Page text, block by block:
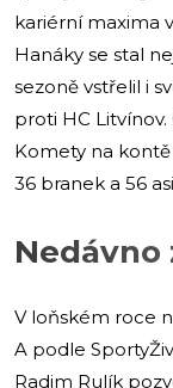
kariérní maxima
Hanáky se stal
sezoně vstřelil i
proti HC
Komety na kontě
36 branek a 56
Nedávno
V loňském roce
A podle
Radim Rulík